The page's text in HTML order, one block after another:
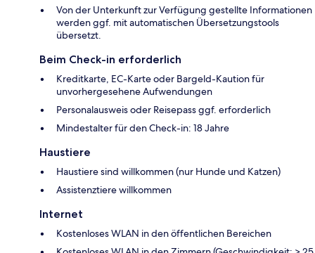
Von der Unterkunft zur Verfügung gestellte Informationen
werden ggf. mit automatischen Übersetzungstools
übersetzt.
Beim Check-in erforderlich
Kreditkarte, EC-Karte oder Bargeld-Kaution für
unvorhergesehene Aufwendungen
Personalausweis oder Reisepass ggf. erforderlich
Mindestalter für den Check-in: 18 Jahre
Haustiere
Haustiere sind willkommen (nur Hunde und Katzen)
Assistenztiere willkommen
Internet
Kostenloses WLAN in den öffentlichen Bereichen